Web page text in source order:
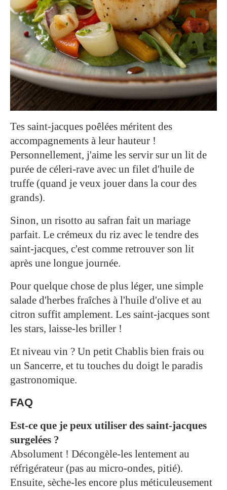
Tes saint-jacques poêlées méritent des
accompagnements à leur hauteur !
Personnellement, j'aime les servir sur un lit de
purée de céleri-rave avec un filet d'huile de
truffe (quand je veux jouer dans la cour des
grands).
Sinon, un risotto au safran fait un mariage
parfait. Le crémeux du riz avec le tendre des
saint-jacques, c'est comme retrouver son lit
après une longue journée.
Pour quelque chose de plus léger, une simple
salade d'herbes fraîches à l'huile d'olive et au
citron suffit amplement. Les saint-jacques sont
les stars, laisse-les briller !
Et niveau vin ? Un petit Chablis bien frais ou
un Sancerre, et tu touches du doigt le paradis
gastronomique.
FAQ
Est-ce que je peux utiliser des saint-jacques
surgelées ?
Absolument ! Décongèle-les lentement au
réfrigérateur (pas au micro-ondes, pitié).
Ensuite, sèche-les encore plus méticuleusement